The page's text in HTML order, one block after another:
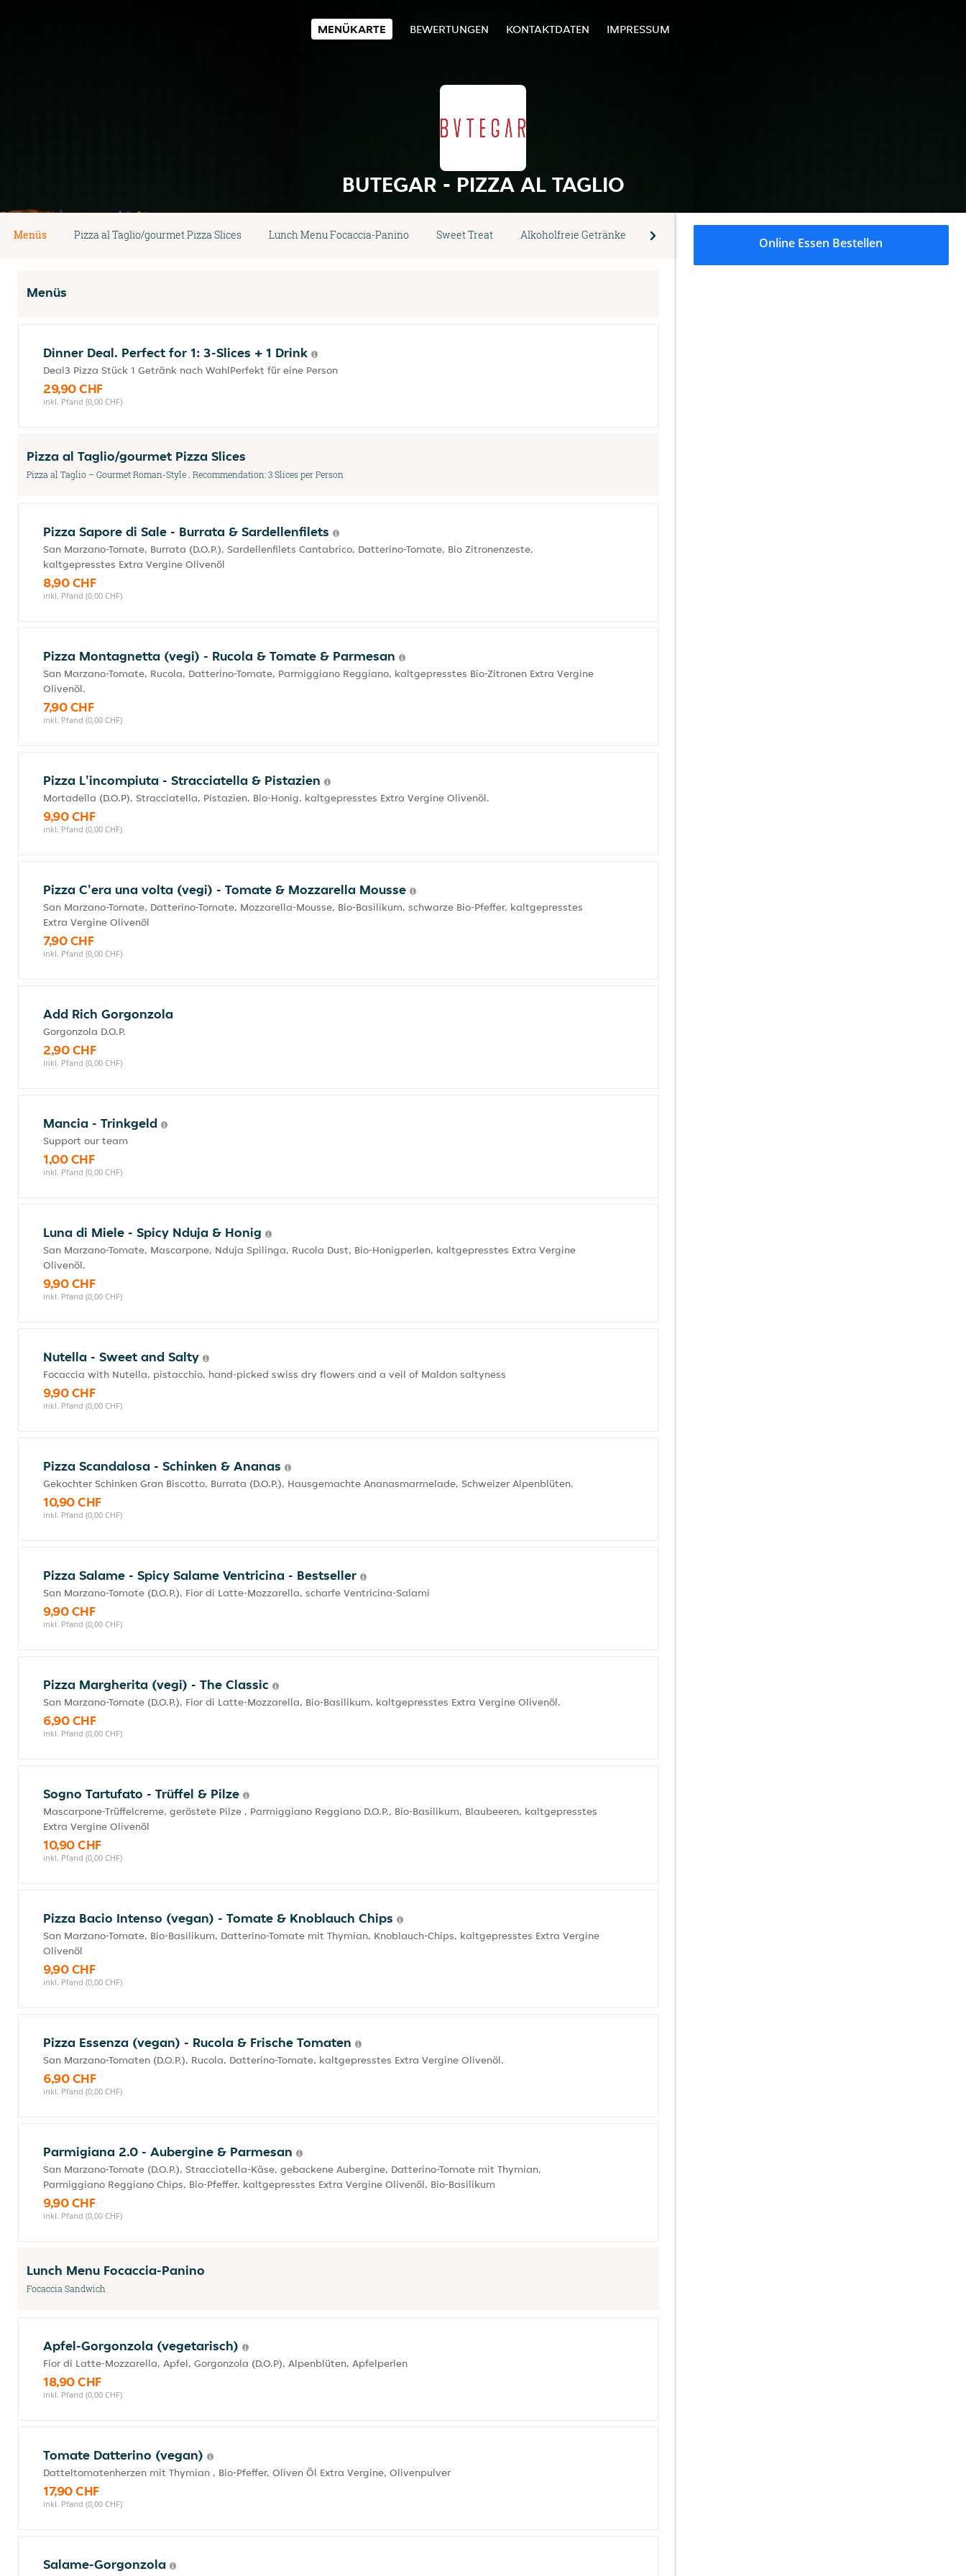
MENÜKARTE BEWERTUNGEN KONTAKTDATEN IMPRESSUM
BUTEGAR - PIZZA AL TAGLIO
Menüs Pizza al Taglio/gourmet Pizza Slices Lunch Menu Focaccia-Panino Sweet Treat Alkoholfreie Getränke Alkoholische Getränke
Menüs
Dinner Deal. Perfect for 1: 3-Slices + 1 Drink
Deal3 Pizza Stück 1 Getränk nach WahlPerfekt für eine Person
29,90 CHF
inkl. Pfand (0,00 CHF)
Pizza al Taglio/gourmet Pizza Slices
Pizza al Taglio – Gourmet Roman-Style . Recommendation: 3 Slices per Person
Pizza Sapore di Sale - Burrata & Sardellenfilets
San Marzano-Tomate, Burrata (D.O.P.), Sardellenfilets Cantabrico, Datterino-Tomate, Bio Zitronenzeste,
kaltgepresstes Extra Vergine Olivenöl
8,90 CHF
inkl. Pfand (0,00 CHF)
Pizza Montagnetta (vegi) - Rucola & Tomate & Parmesan
San Marzano-Tomate, Rucola, Datterino-Tomate, Parmiggiano Reggiano, kaltgepresstes Bio-Zitronen Extra Vergine
Olivenöl.
7,90 CHF
inkl. Pfand (0,00 CHF)
Pizza L'incompiuta - Stracciatella & Pistazien
Mortadella (D.O.P), Stracciatella, Pistazien, Bio-Honig, kaltgepresstes Extra Vergine Olivenöl.
9,90 CHF
inkl. Pfand (0,00 CHF)
Pizza C'era una volta (vegi) - Tomate & Mozzarella Mousse
San Marzano-Tomate, Datterino-Tomate, Mozzarella-Mousse, Bio-Basilikum, schwarze Bio-Pfeffer, kaltgepresstes
Extra Vergine Olivenöl
7,90 CHF
inkl. Pfand (0,00 CHF)
Add Rich Gorgonzola
Gorgonzola D.O.P.
2,90 CHF
inkl. Pfand (0,00 CHF)
Mancia - Trinkgeld
Support our team
1,00 CHF
inkl. Pfand (0,00 CHF)
Luna di Miele - Spicy Nduja & Honig
San Marzano-Tomate, Mascarpone, Nduja Spilinga, Rucola Dust, Bio-Honigperlen, kaltgepresstes Extra Vergine
Olivenöl.
9,90 CHF
inkl. Pfand (0,00 CHF)
Nutella - Sweet and Salty
Focaccia with Nutella, pistacchio, hand-picked swiss dry flowers and a veil of Maldon saltyness
9,90 CHF
inkl. Pfand (0,00 CHF)
Pizza Scandalosa - Schinken & Ananas
Gekochter Schinken Gran Biscotto, Burrata (D.O.P.), Hausgemachte Ananasmarmelade, Schweizer Alpenblüten.
10,90 CHF
inkl. Pfand (0,00 CHF)
Pizza Salame - Spicy Salame Ventricina - Bestseller
San Marzano-Tomate (D.O.P.), Fior di Latte-Mozzarella, scharfe Ventricina-Salami
9,90 CHF
inkl. Pfand (0,00 CHF)
Pizza Margherita (vegi) - The Classic
San Marzano-Tomate (D.O.P.), Fior di Latte-Mozzarella, Bio-Basilikum, kaltgepresstes Extra Vergine Olivenöl.
6,90 CHF
inkl. Pfand (0,00 CHF)
Sogno Tartufato - Trüffel & Pilze
Mascarpone-Trüffelcreme, geröstete Pilze , Parmiggiano Reggiano D.O.P., Bio-Basilikum, Blaubeeren, kaltgepresstes
Extra Vergine Olivenöl
10,90 CHF
inkl. Pfand (0,00 CHF)
Pizza Bacio Intenso (vegan) - Tomate & Knoblauch Chips
San Marzano-Tomate, Bio-Basilikum, Datterino-Tomate mit Thymian, Knoblauch-Chips, kaltgepresstes Extra Vergine
Olivenöl
9,90 CHF
inkl. Pfand (0,00 CHF)
Pizza Essenza (vegan) - Rucola & Frische Tomaten
San Marzano-Tomaten (D.O.P.), Rucola, Datterino-Tomate, kaltgepresstes Extra Vergine Olivenöl.
6,90 CHF
inkl. Pfand (0,00 CHF)
Parmigiana 2.0 - Aubergine & Parmesan
San Marzano-Tomate (D.O.P.), Stracciatella-Käse, gebackene Aubergine, Datterino-Tomate mit Thymian,
Parmiggiano Reggiano Chips, Bio-Pfeffer, kaltgepresstes Extra Vergine Olivenöl, Bio-Basilikum
9,90 CHF
inkl. Pfand (0,00 CHF)
Lunch Menu Focaccia-Panino
Focaccia Sandwich
Apfel-Gorgonzola (vegetarisch)
Fior di Latte-Mozzarella, Apfel, Gorgonzola (D.O.P), Alpenblüten, Apfelperlen
18,90 CHF
inkl. Pfand (0,00 CHF)
Tomate Datterino (vegan)
Datteltomatenherzen mit Thymian , Bio-Pfeffer, Oliven Öl Extra Vergine, Olivenpulver
17,90 CHF
inkl. Pfand (0,00 CHF)
Salame-Gorgonzola
Online Essen Bestellen